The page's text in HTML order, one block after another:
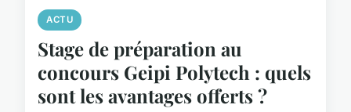
ACTU
Stage de préparation au
concours Geipi Polytech : quels
sont les avantages offerts ?